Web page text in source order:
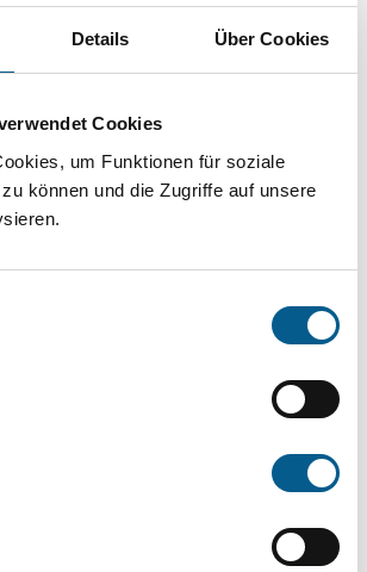
Details Über Cookies
Cookies
um Funktionen für soziale
können und die Zugriffe auf unsere
Unterstützung für ein
Vorhaben? Hier können Sie
recherchieren. Bei der
Groß- und Kleinschreibung
die Wahl von Bereichen oder
Suchen